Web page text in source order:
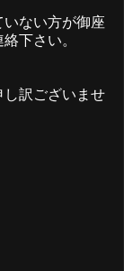
ない方が御座
下さい。
し訳ございませ